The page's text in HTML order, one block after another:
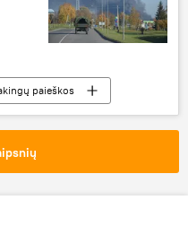
paieškos
prokuratūra